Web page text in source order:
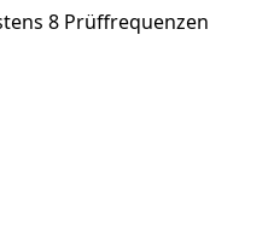
8 Prüffrequenzen